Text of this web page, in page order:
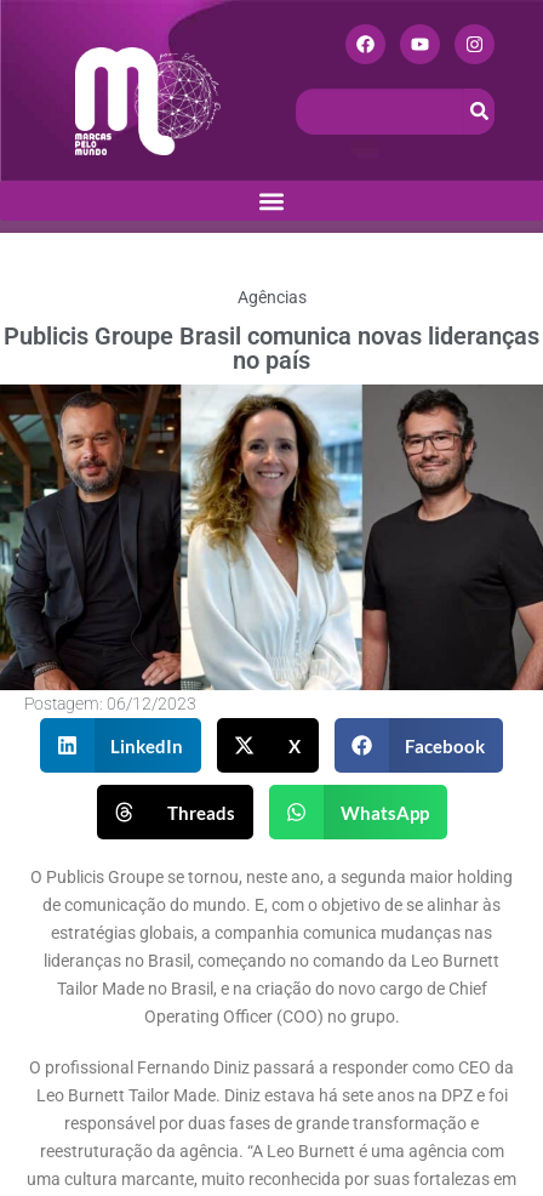
Agências
Publicis Groupe Brasil comunica novas lideranças
no país
Postagem: 06/12/2023
LinkedIn X Facebook
Threads WhatsApp
O Publicis Groupe se tornou, neste ano, a segunda maior holding
de comunicação do mundo. E, com o objetivo de se alinhar às
estratégias globais, a companhia comunica mudanças nas
lideranças no Brasil, começando no comando da Leo Burnett
Tailor Made no Brasil, e na criação do novo cargo de Chief
Operating Officer (COO) no grupo.
O profissional Fernando Diniz passará a responder como CEO da
Leo Burnett Tailor Made. Diniz estava há sete anos na DPZ e foi
responsável por duas fases de grande transformação e
reestruturação da agência. “A Leo Burnett é uma agência com
uma cultura marcante, muito reconhecida por suas fortalezas em